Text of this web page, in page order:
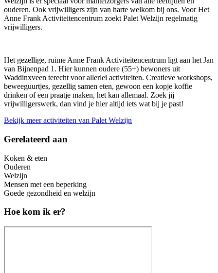
ouderen. Ook vrijwilligers zijn van harte welkom bij ons. Voor Het
Anne Frank Activiteitencentrum zoekt Palet Welzijn regelmatig
vrijwilligers.
Het gezellige, ruime Anne Frank Activiteitencentrum ligt aan het Jan
van Bijnenpad 1. Hier kunnen oudere (55+) bewoners uit
Waddinxveen terecht voor allerlei activiteiten. Creatieve workshops,
beweeguurtjes, gezellig samen eten, gewoon een kopje koffie
drinken of een praatje maken, het kan allemaal. Zoek jij
vrijwilligerswerk, dan vind je hier altijd iets wat bij je past!
Bekijk meer activiteiten van Palet Welzijn
Gerelateerd aan
Koken & eten
Ouderen
Welzijn
Mensen met een beperking
Goede gezondheid en welzijn
Hoe kom ik er?